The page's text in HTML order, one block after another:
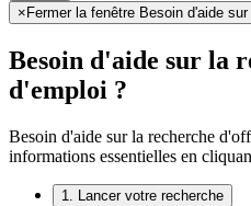
× Fermer la fenêtre Besoin d'aide
Besoin d'aide sur la
d'emploi ?
Besoin d'aide sur la recherche
informations essentielles en
1. Lancer votre recherche